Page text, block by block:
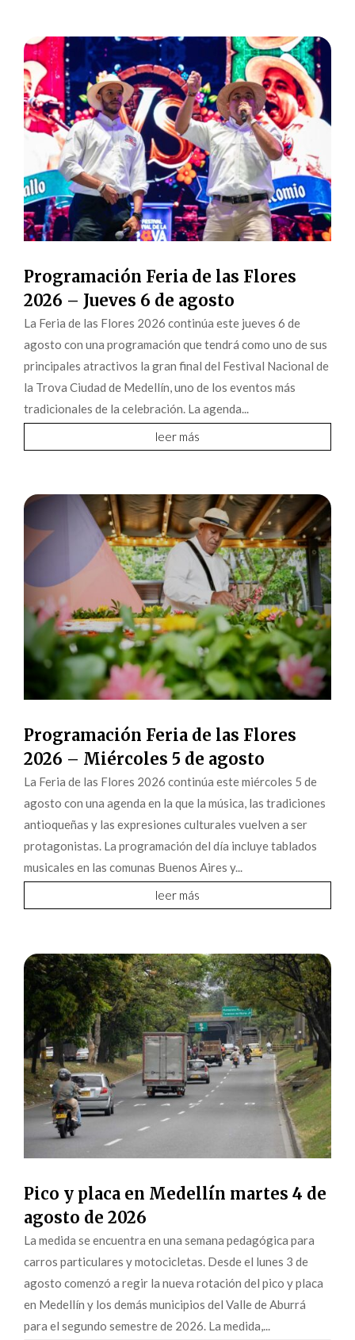
Programación Feria de las Flores
2026 – Jueves 6 de agosto
La Feria de las Flores 2026 continúa este jueves 6 de
agosto con una programación que tendrá como uno de sus
principales atractivos la gran final del Festival Nacional de
la Trova Ciudad de Medellín, uno de los eventos más
tradicionales de la celebración. La agenda...
leer más
Programación Feria de las Flores
2026 – Miércoles 5 de agosto
La Feria de las Flores 2026 continúa este miércoles 5 de
agosto con una agenda en la que la música, las tradiciones
antioqueñas y las expresiones culturales vuelven a ser
protagonistas. La programación del día incluye tablados
musicales en las comunas Buenos Aires y...
leer más
Pico y placa en Medellín martes 4 de
agosto de 2026
La medida se encuentra en una semana pedagógica para
carros particulares y motocicletas. Desde el lunes 3 de
agosto comenzó a regir la nueva rotación del pico y placa
en Medellín y los demás municipios del Valle de Aburrá
para el segundo semestre de 2026. La medida,...